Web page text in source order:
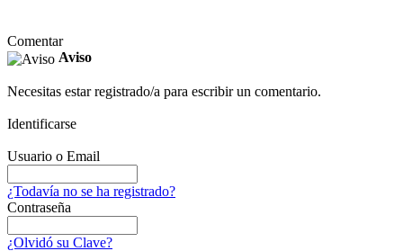
Comentar
Aviso
Necesitas estar registrado/a para escribir un comentario.
Identificarse
Usuario o Email
¿Todavía no se ha registrado?
Contraseña
¿Olvidó su Clave?